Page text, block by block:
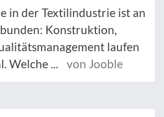
in der Textilindustrie ist an
Konstruktion,
laufen
Welche ...
von Jooble